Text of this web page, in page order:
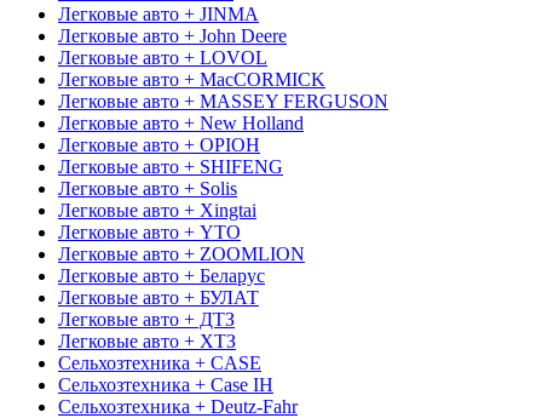
Легковые авто + JINMA
Легковые авто + John Deere
Легковые авто + LOVOL
Легковые авто + MacCORMICK
Легковые авто + MASSEY FERGUSON
Легковые авто + New Holland
Легковые авто + OРІОН
Легковые авто + SHIFENG
Легковые авто + Solis
Легковые авто + Xingtai
Легковые авто + YTO
Легковые авто + ZOOMLION
Легковые авто + Беларус
Легковые авто + БУЛАТ
Легковые авто + ДТЗ
Легковые авто + ХТЗ
Сельхозтехника + CASE
Сельхозтехника + Case IH
Сельхозтехника + Deutz-Fahr